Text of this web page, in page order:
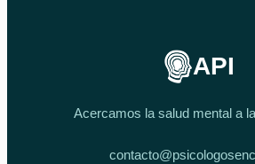
API
Acercamos la salud mental a